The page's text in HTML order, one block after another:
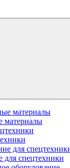
материалы
для спецтехники